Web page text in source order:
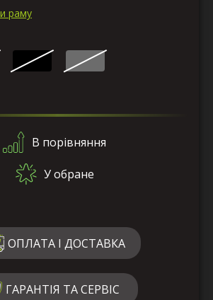
раму
В порівняння
У обране
ОПЛАТА І ДОСТАВКА
ГАРАНТІЯ ТА СЕРВІС